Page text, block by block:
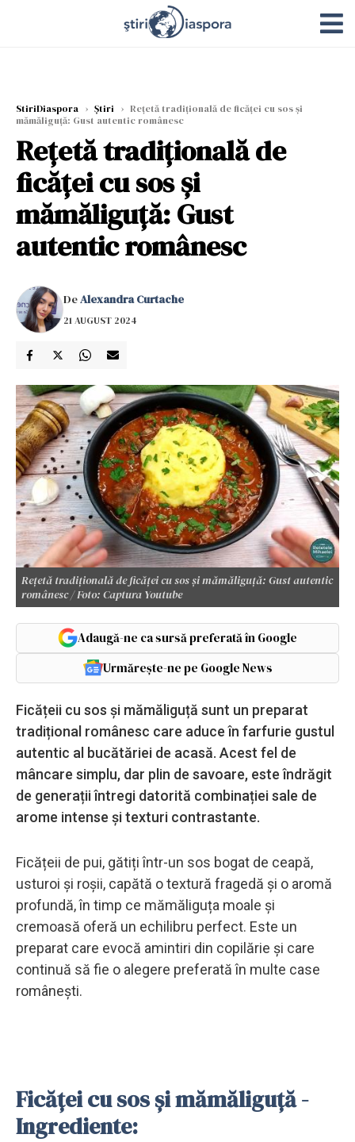
StiriDiaspora › Știri › Rețetă tradițională de ficăței cu sos și
mămăliguță: Gust autentic românesc
Rețetă tradițională de
ficăței cu sos și
mămăliguță: Gust
autentic românesc
DeAlexandra Curtache
21 AUGUST 2024
Rețetă tradițională de ficăței cu sos și mămăliguță: Gust autentic
românesc / Foto: Captura Youtube
Adaugă-ne ca sursă preferată în Google
Urmărește-ne pe Google News
Ficățeii cu sos și mămăliguță sunt un preparat
tradițional românesc care aduce în farfurie gustul
autentic al bucătăriei de acasă. Acest fel de
mâncare simplu, dar plin de savoare, este îndrăgit
de generații întregi datorită combinației sale de
arome intense și texturi contrastante.
Ficățeii de pui, gătiți într-un sos bogat de ceapă,
usturoi și roșii, capătă o textură fragedă și o aromă
profundă, în timp ce mămăliguța moale și
cremoasă oferă un echilibru perfect. Este un
preparat care evocă amintiri din copilărie și care
continuă să fie o alegere preferată în multe case
românești.
Ficăței cu sos și mămăliguță -
Ingrediente: